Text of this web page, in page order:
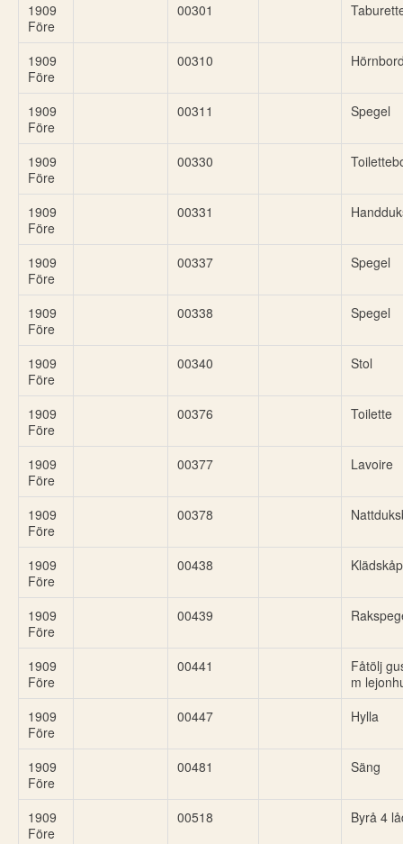
1909
Före
00301
1909
Före
00310
1909
Före
00311 Spegel
1909
Före
00330
1909
Före
00331
1909
Före
00337 Spegel
1909
Före
00338 Spegel
1909
Före
00340 Stol
1909
Före
00376 Toilette
1909
Före
00377 Lavoire
1909
Före
00378
1909
Före
00438 Klädskåp
1909
Före
00439
1909
Före
00441
Fåtölj
m
1909
Före
00447 Hylla
1909
Före
00481 Säng
1909
Före
00518 Byrå 4